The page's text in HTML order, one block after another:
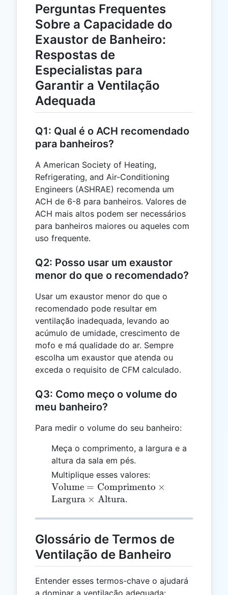
Perguntas Frequentes
Sobre a Capacidade do
Exaustor de Banheiro:
Respostas de
Especialistas para
Garantir a Ventilação
Adequada
Q1: Qual é o ACH recomendado
para banheiros?
A American Society of Heating,
Refrigerating, and Air-Conditioning
Engineers (ASHRAE) recomenda um
ACH de 6-8 para banheiros. Valores de
ACH mais altos podem ser necessários
para banheiros maiores ou aqueles com
uso frequente.
Q2: Posso usar um exaustor
menor do que o recomendado?
Usar um exaustor menor do que o
recomendado pode resultar em
ventilação inadequada, levando ao
acúmulo de umidade, crescimento de
mofo e má qualidade do ar. Sempre
escolha um exaustor que atenda ou
exceda o requisito de CFM calculado.
Q3: Como meço o volume do
meu banheiro?
Para medir o volume do seu banheiro:
Meça o comprimento, a largura e a
altura da sala em pés.
Multiplique esses valores:
\times
Volume = Comprimento ×
Largura × Altura.
Glossário de Termos de
Ventilação de Banheiro
Entender esses termos-chave o ajudará